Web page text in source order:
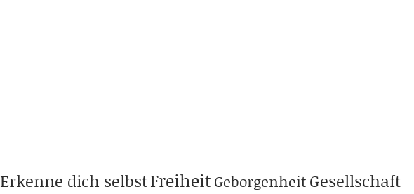
Erkenne dich selbstFreiheit Geborgenheit Gesellschaft